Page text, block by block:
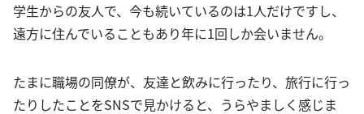
学生からの友人で、今も続いているのは1人だけですし、
遠方に住んでいることもあり年に1回しか会いません。
たまに職場の同僚が、友達と飲みに行ったり、旅行に行っ
たりしたことをSNSで見かけると、うらやましく感じま